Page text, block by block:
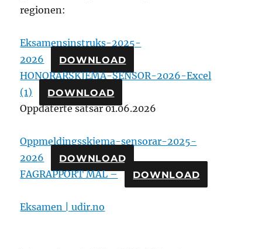
regionen:
Eksamensinstruks-2025-
2026
DOWNLOAD
HONORARSKJEMA-SENSOR-2026-Excel
(1)
DOWNLOAD
Oppdaterte satsar 01.06.2026
Oppmeldingsskjema-sensorar-2025-
2026
DOWNLOAD
FAGRAPPORT MAL – DOWNLOAD
Eksamen | udir.no